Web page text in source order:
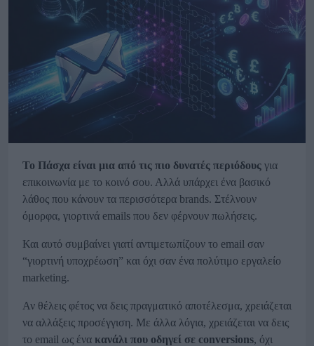
Το Πάσχα είναι μια από τις πιο δυνατές περιόδους για
επικοινωνία με το κοινό σου. Αλλά υπάρχει ένα βασικό
λάθος που κάνουν τα περισσότερα brands. Στέλνουν
όμορφα, γιορτινά emails που δεν φέρνουν πωλήσεις.
Και αυτό συμβαίνει γιατί αντιμετωπίζουν το email σαν
“γιορτινή υποχρέωση” και όχι σαν ένα πολύτιμο εργαλείο
marketing.
Αν θέλεις φέτος να δεις πραγματικό αποτέλεσμα, χρειάζεται
να αλλάξεις προσέγγιση. Με άλλα λόγια, χρειάζεται να δεις
το email ως ένα κανάλι που οδηγεί σε conversions, όχι